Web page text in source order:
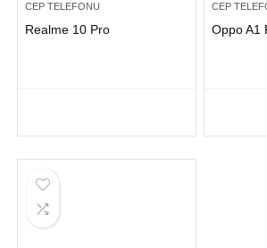
CEP TELEFONU
Realme 10 Pro
CEP
Oppo A1